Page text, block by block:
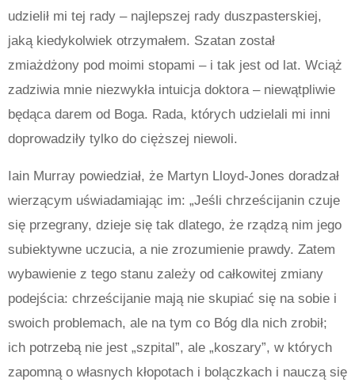
udzielił mi tej rady – najlepszej rady duszpasterskiej,
jaką kiedykolwiek otrzymałem. Szatan został
zmiażdżony pod moimi stopami – i tak jest od lat. Wciąż
zadziwia mnie niezwykła intuicja doktora – niewątpliwie
będąca darem od Boga. Rada, których udzielali mi inni
doprowadziły tylko do cięższej niewoli.
Iain Murray powiedział, że Martyn Lloyd-Jones doradzał
wierzącym uświadamiając im: „Jeśli chrześcijanin czuje
się przegrany, dzieje się tak dlatego, że rządzą nim jego
subiektywne uczucia, a nie zrozumienie prawdy. Zatem
wybawienie z tego stanu zależy od całkowitej zmiany
podejścia: chrześcijanie mają nie skupiać się na sobie i
swoich problemach, ale na tym co Bóg dla nich zrobił;
ich potrzebą nie jest „szpital”, ale „koszary”, w których
zapomną o własnych kłopotach i bolączkach i nauczą się